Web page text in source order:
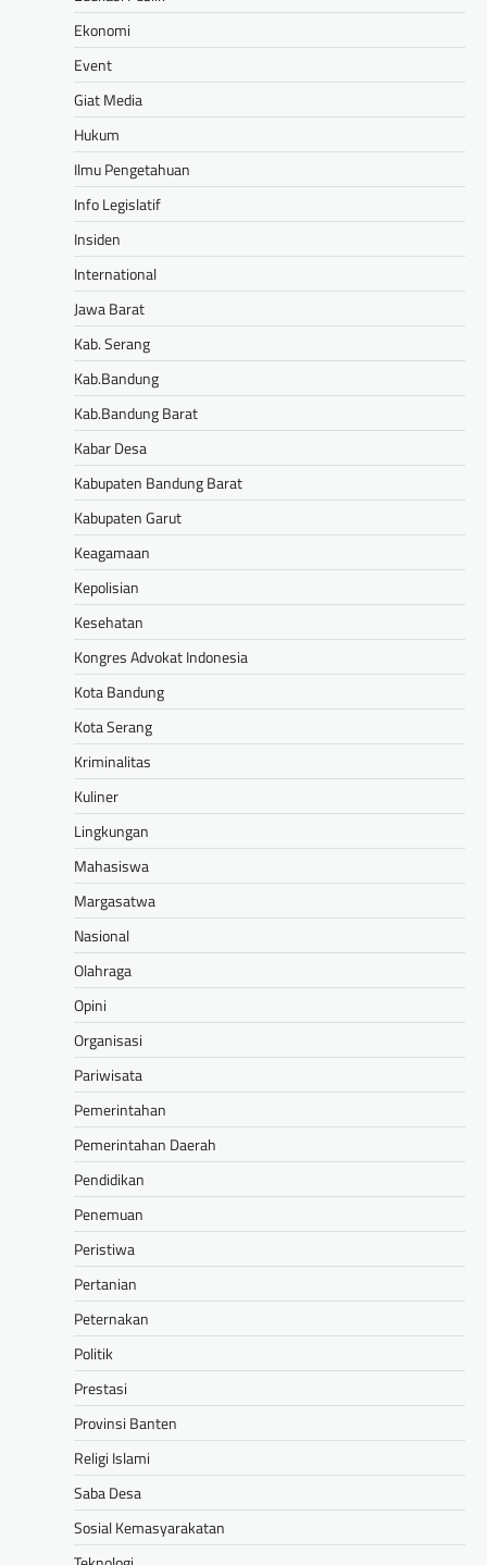
Ekonomi
Event
Giat Media
Hukum
Ilmu Pengetahuan
Info Legislatif
Insiden
International
Jawa Barat
Kab. Serang
Kab.Bandung
Kab.Bandung Barat
Kabar Desa
Kabupaten Bandung Barat
Kabupaten Garut
Keagamaan
Kepolisian
Kesehatan
Kongres Advokat Indonesia
Kota Bandung
Kota Serang
Kriminalitas
Kuliner
Lingkungan
Mahasiswa
Margasatwa
Nasional
Olahraga
Opini
Organisasi
Pariwisata
Pemerintahan
Pemerintahan Daerah
Pendidikan
Penemuan
Peristiwa
Pertanian
Peternakan
Politik
Prestasi
Provinsi Banten
Religi Islami
Saba Desa
Sosial Kemasyarakatan